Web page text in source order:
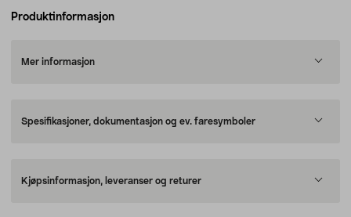
Produktinformasjon
Mer informasjon
Spesifikasjoner, dokumentasjon og ev. faresymboler
Kjøpsinformasjon, leveranser og returer